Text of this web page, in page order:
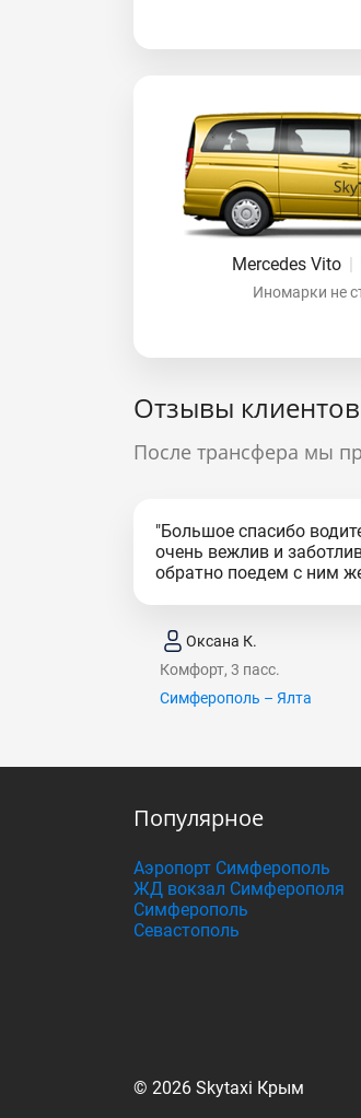
Mercedes Vito |
Иномарки не
Отзывы клиентов
После трансфера мы
"Большое спасибо
очень вежлив и
обратно поедем с ним
Оксана К.
Комфорт, 3 пасс.
Симферополь – Ялта
Популярное
Аэропорт Симферополь
ЖД вокзал Симферополя
Симферополь
Севастополь
© 2026 Skytaxi Крым